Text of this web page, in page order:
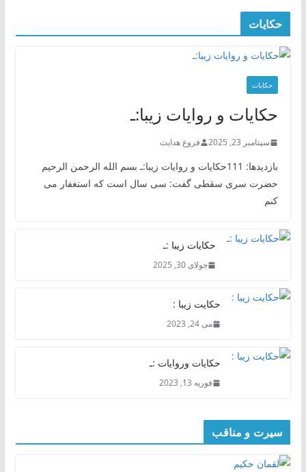
حکایات
حکایات
حکایات و روایات زیبا:ـ
سپتامبر 23, 2025 فروغ هدایت
بازدیدها: 111حکایات و روایات زیبا:ـ بسم الله الرحمن الرحیم
حضرت سری سقطی گفت: سی سال است که استغفار می
کنم
حکایات زیبا :ـ
جولای 30, 2025
حکایت زیبا :
می 24, 2023
حکایات وروایات :ـ
فوریه 13, 2023
سیرت و مناقب